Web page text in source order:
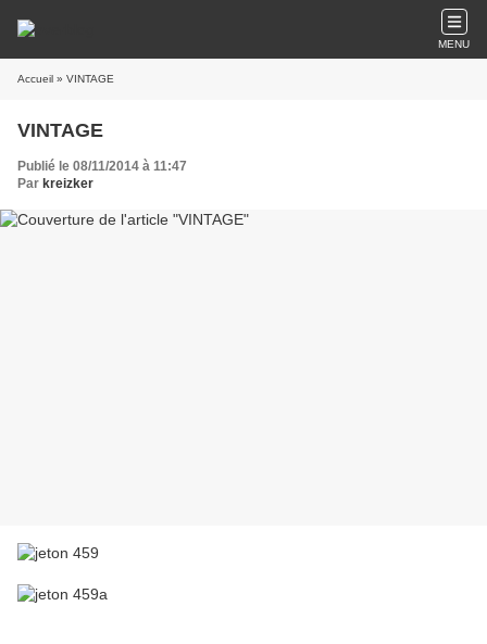
MENU
Accueil » VINTAGE
VINTAGE
Publié le 08/11/2014 à 11:47
Par kreizker